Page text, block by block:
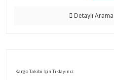
Detaylı Arama
Kargo Takibi İçin Tıklayınız